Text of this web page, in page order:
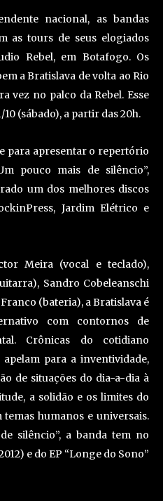
nacional, as bandas
as tours de seus elogiados
Rebel, em Botafogo. Os
a Bratislava de volta ao Rio
vez no palco da Rebel. Esse
(sábado), a partir das 20h.
para apresentar o repertório
pouco mais de silêncio”,
um dos melhores discos
Jardim Elétrico e
Meira (vocal e teclado),
Sandro Cobeleanschi
(bateria), a Bratislava é
com contornos de
Crônicas do cotidiano
para a inventividade,
de situações do dia-a-dia à
a solidão e os limites do
humanos e universais.
silêncio”, a banda tem no
e do EP “Longe do Sono”